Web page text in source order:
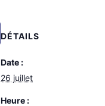
DÉTAILS
Date :
26 juillet
Heure :